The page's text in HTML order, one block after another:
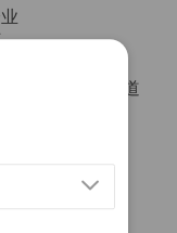
等媒体关注报道